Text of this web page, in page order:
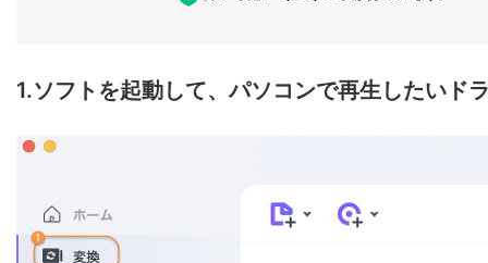
1.ソフトを起動して、パソコンで再生したいド